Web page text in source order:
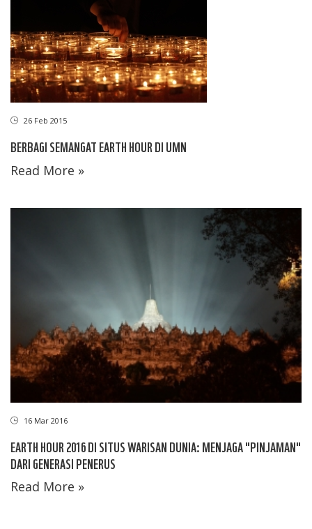
26 Feb 2015
BERBAGI SEMANGAT EARTH HOUR DI UMN
Read More »
16 Mar 2016
EARTH HOUR 2016 DI SITUS WARISAN DUNIA: MENJAGA "PINJAMAN"
DARI GENERASI PENERUS
Read More »